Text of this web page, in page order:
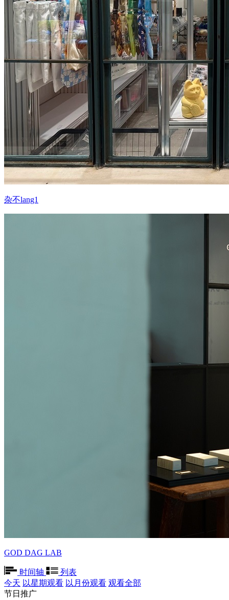
杂不lang1
GOD DAG LAB
时间轴
列表
今天 以星期观看 以月份观看 观看全部
节日推广